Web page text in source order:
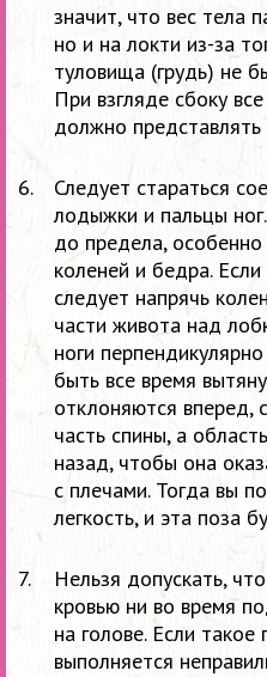
значит, что вес тела
но и на локти из-за
туловища (грудь) не
При взгляде сбоку
должно
Следует стараться
лодыжки и пальцы
до предела,
коленей и бедра.
следует напрячь
части живота над
ноги
быть все время
отклоняются вперед,
часть спины, а
назад, чтобы она
с плечами. Тогда вы
легкость, и эта поза
Нельзя допускать,
кровью ни во время
на голове. Если
выполняется